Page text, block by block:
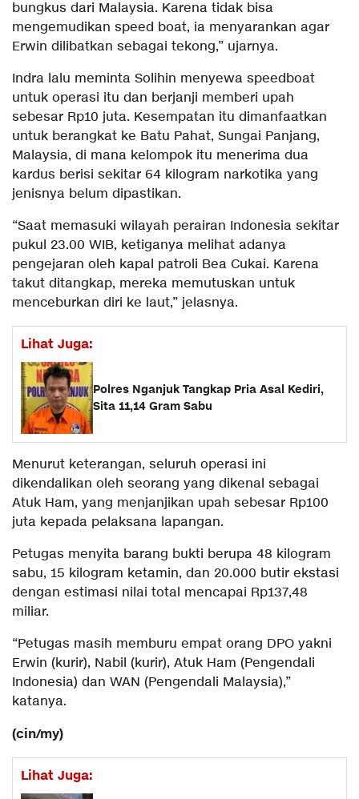
bungkus dari Malaysia. Karena tidak bisa
mengemudikan speed boat, ia menyarankan agar
Erwin dilibatkan sebagai tekong,” ujarnya.
Indra lalu meminta Solihin menyewa speedboat
untuk operasi itu dan berjanji memberi upah
sebesar Rp10 juta. Kesempatan itu dimanfaatkan
untuk berangkat ke Batu Pahat, Sungai Panjang,
Malaysia, di mana kelompok itu menerima dua
kardus berisi sekitar 64 kilogram narkotika yang
jenisnya belum dipastikan.
“Saat memasuki wilayah perairan Indonesia sekitar
pukul 23.00 WIB, ketiganya melihat adanya
pengejaran oleh kapal patroli Bea Cukai. Karena
takut ditangkap, mereka memutuskan untuk
menceburkan diri ke laut,” jelasnya.
Lihat Juga:
Polres Nganjuk Tangkap Pria Asal Kediri,
Sita 11,14 Gram Sabu
Menurut keterangan, seluruh operasi ini
dikendalikan oleh seorang yang dikenal sebagai
Atuk Ham, yang menjanjikan upah sebesar Rp100
juta kepada pelaksana lapangan.
Petugas menyita barang bukti berupa 48 kilogram
sabu, 15 kilogram ketamin, dan 20.000 butir ekstasi
dengan estimasi nilai total mencapai Rp137,48
miliar.
“Petugas masih memburu empat orang DPO yakni
Erwin (kurir), Nabil (kurir), Atuk Ham (Pengendali
Indonesia) dan WAN (Pengendali Malaysia),”
katanya.
(cin/my)
Lihat Juga: